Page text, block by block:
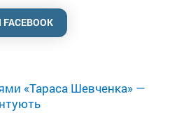
«Тараса Шевченка» —